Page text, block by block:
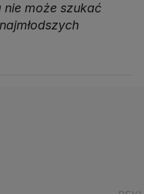
może szukać